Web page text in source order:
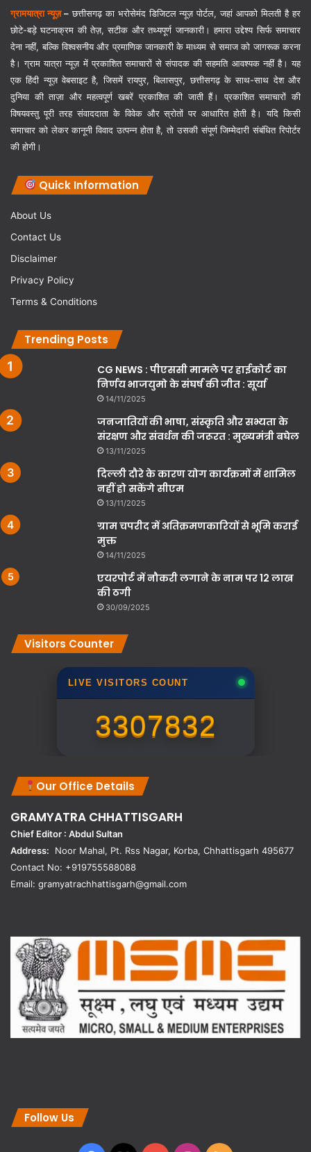
ग्रामयात्रा न्यूज़–छत्तीसगढ़ का भरोसेमंद डिजिटल न्यूज़ पोर्टल, जहां आपको मिलती है हर
छोटे-बड़े घटनाक्रम की तेज़, सटीक और तथ्यपूर्ण जानकारी। हमारा उद्देश्य सिर्फ समाचार
देना नहीं, बल्कि विश्वसनीय और प्रमाणिक जानकारी के माध्यम से समाज को जागरूक करना
है। ग्राम यात्रा न्यूज़ में प्रकाशित समाचारों से संपादक की सहमति आवश्यक नहीं है। यह
एक हिंदी न्यूज़ वेबसाइट है, जिसमें रायपुर, बिलासपुर, छत्तीसगढ़ के साथ-साथ देश और
दुनिया की ताज़ा और महत्वपूर्ण खबरें प्रकाशित की जाती हैं। प्रकाशित समाचारों की
विषयवस्तु पूरी तरह संवाददाता के विवेक और स्रोतों पर आधारित होती है। यदि किसी
समाचार को लेकर कानूनी विवाद उत्पन्न होता है, तो उसकी संपूर्ण जिम्मेदारी संबंधित रिपोर्टर
की होगी।
Quick Information
About Us
Contact Us
Disclaimer
Privacy Policy
Terms & Conditions
Trending Posts
CG NEWS : पीएससी मामले पर हाईकोर्ट का
निर्णय भाजयुमो के संघर्ष की जीत : सूर्या
14/11/2025
जनजातियों की भाषा, संस्कृति और सभ्यता के
संरक्षण और संवर्धन की जरूरत : मुख्यमंत्री बघेल
13/11/2025
दिल्ली दौरे के कारण योग कार्यक्रमों में शामिल
नहीं हो सकेंगे सीएम
13/11/2025
ग्राम चपरीद में अतिक्रमणकारियों से भूमि कराई
मुक्त
14/11/2025
एयरपोर्ट में नौकरी लगाने के नाम पर 12 लाख
की ठगी
30/09/2025
Visitors Counter
LIVE VISITORS COUNT
3307832
Our Office Details
GRAMYATRA CHHATTISGARH
Chief Editor : Abdul Sultan
Address: Noor Mahal, Pt. Rss Nagar, Korba, Chhattisgarh 495677
Contact No: +919755588088
Email: gramyatrachhattisgarh@gmail.com
Follow Us